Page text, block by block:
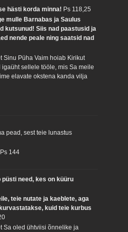
hästi korda minna! Ps 118,25
mulle Barnabas ja Saulus
kutsunud! Siis nad paastusid ja
nende peale ning saatsid nad
Sinu Püha Vaim hoiab Kirikut
sellele tööle, mis Sa meile
elavate okstena kanda vilja
pead, sest teie lunastus
144
püsti need, kes on küüru
teie nutate ja kaeblete, aga
kuid teie kurbus
Sa oled ühtviisi õnnelike ja